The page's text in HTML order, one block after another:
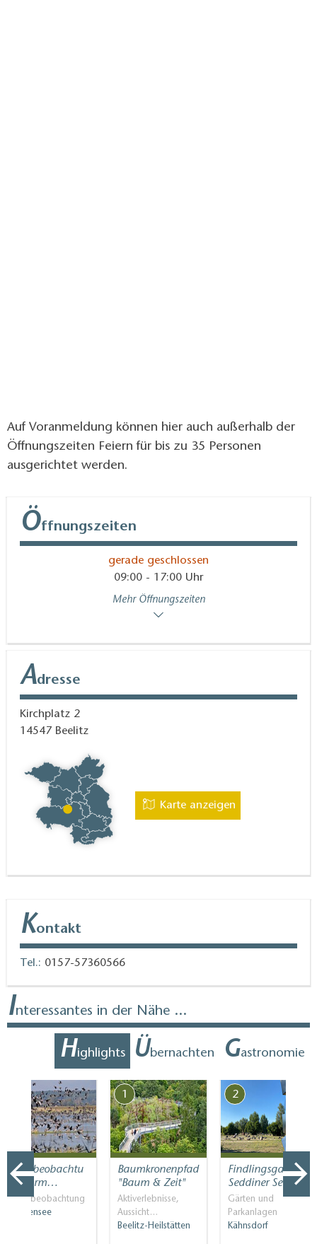
Auf Voranmeldung können hier auch außerhalb der
Öffnungszeiten Feiern für bis zu 35 Personen
ausgerichtet werden.
Öffnungszeiten
gerade geschlossen
09:00 - 17:00 Uhr
Mehr Öffnungszeiten
Adresse
Kirchplatz 2
14547 Beelitz
Karte anzeigen
Kontakt
Tel.: 0157-57360566
Interessantes in der Nähe ...
Highlights Übernachten Gastronomie
Vogelbeobachtu
ngsturm…
Vogelbeobachtung
Blankensee
1
Baumkronenpfad
"Baum & Zeit"
Aktiverlebnisse,
Aussicht…
Beelitz-Heilstätten
2
Findlingsgarten
Seddiner See
Gärten und
Parkanlagen
Kähnsdorf